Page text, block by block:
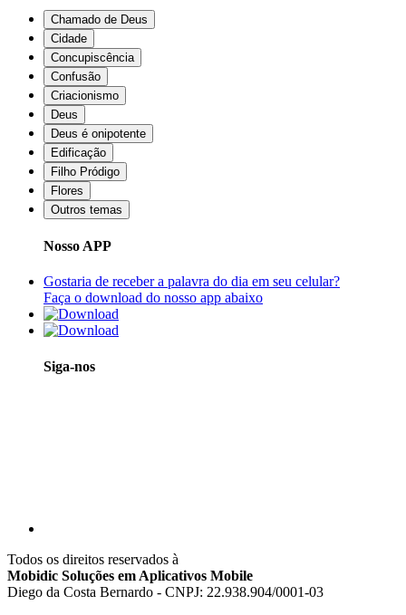
Chamado de Deus
Cidade
Concupiscência
Confusão
Criacionismo
Deus
Deus é onipotente
Edificação
Filho Pródigo
Flores
Outros temas
Nosso APP
Gostaria de receber a palavra do dia em seu celular?
Faça o download do nosso app abaixo
Siga-nos
Todos os direitos reservados à
Mobidic Soluções em Aplicativos Mobile
Diego da Costa Bernardo - CNPJ: 22.938.904/0001-03